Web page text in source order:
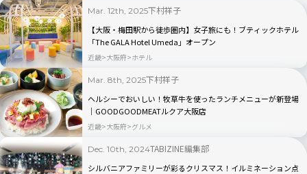
Mar. 12th, 2025下村祥子
【大阪・梅田駅から徒歩圏内】女子旅にも！ブティックホテル
「The GALA Hotel Umeda」オープン
近畿 大阪府 ホテル
Mar. 8th, 2025下村祥子
ヘルシーでおいしい！牧草牛を使ったランチメニューが新登場
｜GOODGOODMEATルクア大阪店
近畿 大阪府 グルメ
Dec. 10th, 2024TABIZINE編集部
シルバニアファミリーが彩るクリスマス！イルミネーション点